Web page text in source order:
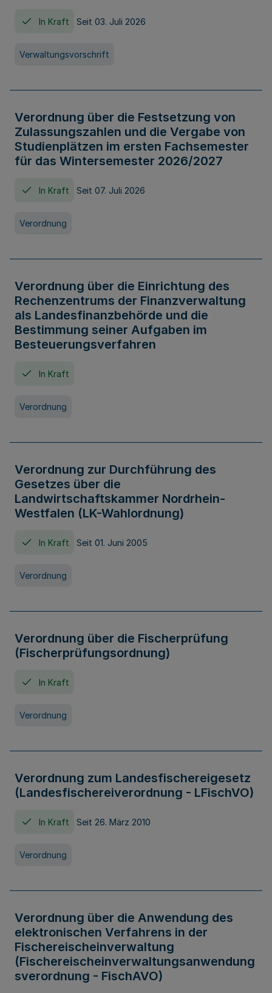
In Kraft Seit 03. Juli 2026
Verwaltungsvorschrift
Verordnung über die Festsetzung von
Zulassungszahlen und die Vergabe von
Studienplätzen im ersten Fachsemester
für das Wintersemester 2026/2027
In Kraft Seit 07. Juli 2026
Verordnung
Verordnung über die Einrichtung des
Rechenzentrums der Finanzverwaltung
als Landesfinanzbehörde und die
Bestimmung seiner Aufgaben im
Besteuerungsverfahren
In Kraft
Verordnung
Verordnung zur Durchführung des
Gesetzes über die
Landwirtschaftskammer Nordrhein-
Westfalen (LK-Wahlordnung)
In Kraft Seit 01. Juni 2005
Verordnung
Verordnung über die Fischerprüfung
(Fischerprüfungsordnung)
In Kraft
Verordnung
Verordnung zum Landesfischereigesetz
(Landesfischereiverordnung - LFischVO)
In Kraft Seit 26. März 2010
Verordnung
Verordnung über die Anwendung des
elektronischen Verfahrens in der
Fischereischeinverwaltung
(Fischereischeinverwaltungsanwendung
sverordnung - FischAVO)